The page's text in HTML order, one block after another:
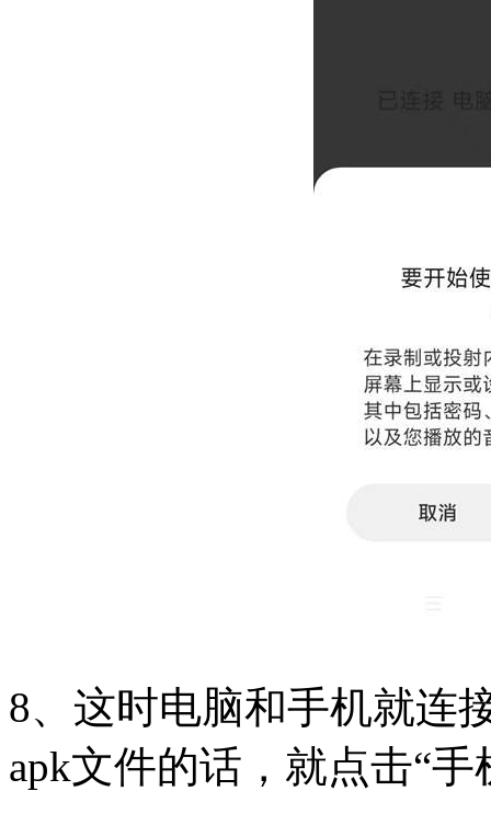
8、这时电脑和手机就连
apk文件的话，就点击“手